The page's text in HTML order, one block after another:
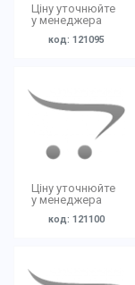
Ціну уточнюйте
у менеджера
код: 121095
Ціну уточнюйте
у менеджера
код: 121100